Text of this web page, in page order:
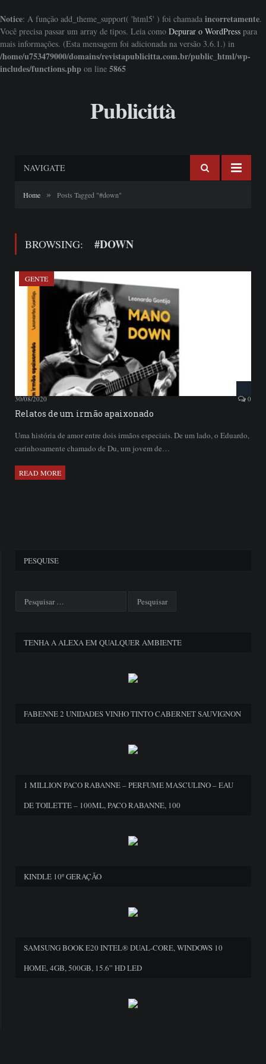
Notice: A função add_theme_support( 'html5' ) foi chamada incorretamente.
Você precisa passar um array de tipos. Leia como Depurar o WordPress para
mais informações. (Esta mensagem foi adicionada na versão 3.6.1.) in
/home/u753479000/domains/revistapublicitta.com.br/public_html/wp-
includes/functions.php on line 5865
Publicittà
NAVIGATE
Home » Posts Tagged "#down"
BROWSING: #DOWN
GENTE
30/08/2020 0
Relatos de um irmão apaixonado
Uma história de amor entre dois irmãos especiais. De um lado, o Eduardo,
carinhosamente chamado de Du, um jovem de…
READ MORE
PESQUISE
TENHA A ALEXA EM QUALQUER AMBIENTE
FABENNE 2 UNIDADES VINHO TINTO CABERNET SAUVIGNON
1 MILLION PACO RABANNE – PERFUME MASCULINO – EAU
DE TOILETTE – 100ML, PACO RABANNE, 100
KINDLE 10º GERAÇÃO
SAMSUNG BOOK E20 INTEL® DUAL-CORE, WINDOWS 10
HOME, 4GB, 500GB, 15.6” HD LED